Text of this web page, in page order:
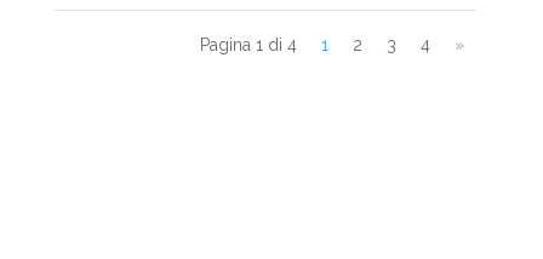
Pagina 1 di 4 1 2 3 4 »